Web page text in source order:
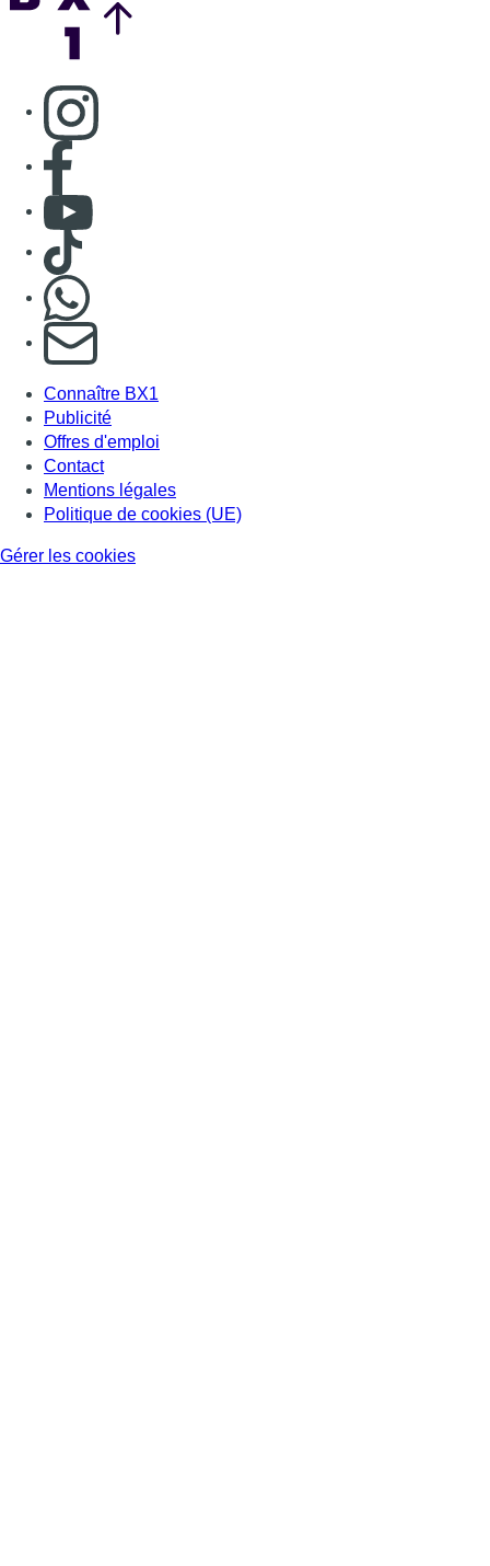
Consulter page Instagram
Consulter page Facebook
Consulter Youtube
Consulter TikTok
S'abonner à notre newsletter
Connaître BX1
Publicité
Offres d'emploi
Contact
Mentions légales
Politique de cookies (UE)
Gérer les cookies